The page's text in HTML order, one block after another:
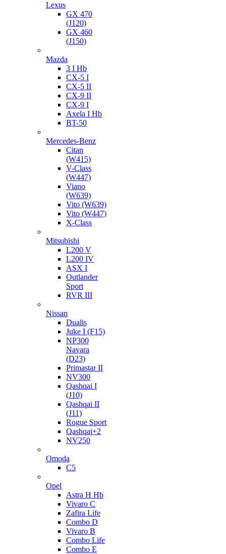
Lexus
GX 470
(J120)
GX 460
(J150)
Mazda
3 I Hb
CX-5 I
CX-5 II
CX-9 II
CX-9 I
Axela I Hb
BT-50
Mercedes-Benz
Citan
(W415)
V-Class
(W447)
Viano
(W639)
Vito (W639)
Vito (W447)
X-Class
Mitsubishi
L200 V
L200 IV
ASX I
Outlander
Sport
RVR III
Nissan
Dualis
Juke I (F15)
NP300
Navara
(D23)
Primastar II
NV300
Qashqai I
(J10)
Qashqai II
(J11)
Rogue Sport
Qashqai+2
NV250
Omoda
C5
Opel
Astra H Hb
Vivaro C
Zafira Life
Combo D
Vivaro B
Combo Life
Combo E